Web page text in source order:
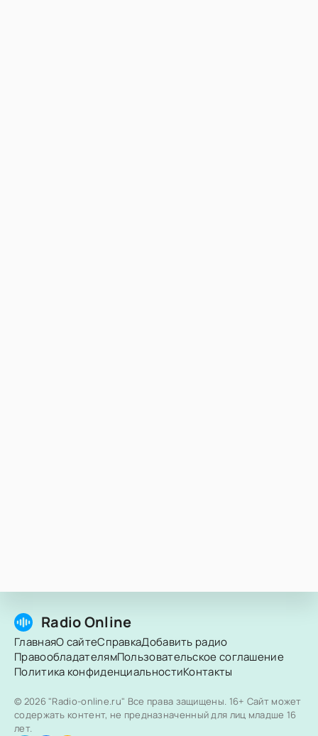
Radio Online
ГлавнаяО сайтеСправкаДобавить радио
ПравообладателямПользовательское соглашение
Политика конфиденциальностиКонтакты
© 2026 "Radio-online.ru" Все права защищены. 16+ Сайт может
содержать контент, не предназначенный для лиц младше 16
лет.